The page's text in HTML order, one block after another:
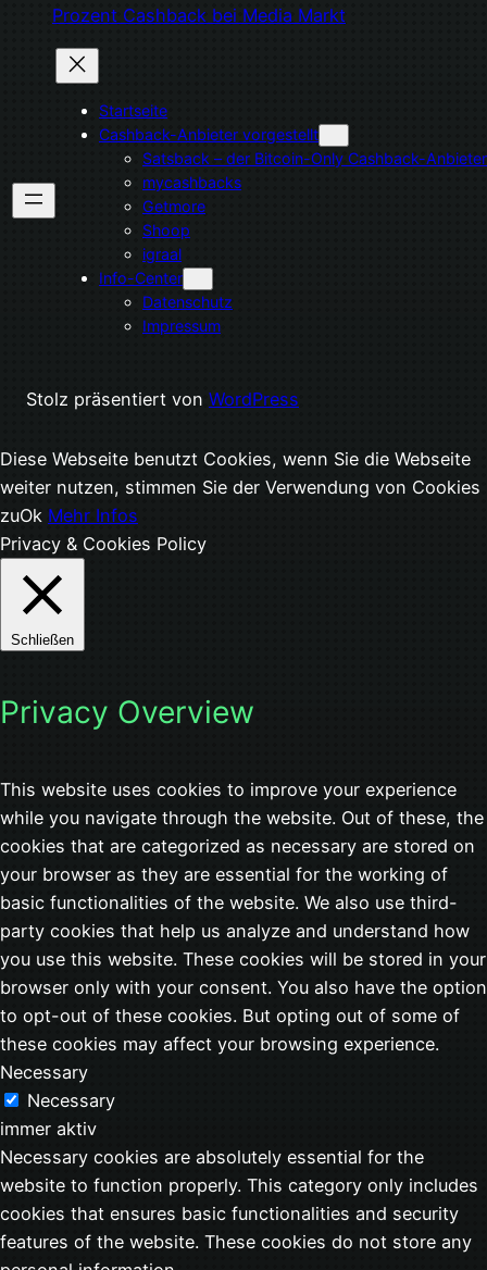
Prozent Cashback bei Media Markt
Startseite
Cashback-Anbieter vorgestellt
Satsback – der Bitcoin-Only Cashback-Anbieter
mycashbacks
Getmore
Shoop
igraal
Info-Center
Datenschutz
Impressum
Stolz präsentiert von WordPress
Diese Webseite benutzt Cookies, wenn Sie die Webseite
weiter nutzen, stimmen Sie der Verwendung von Cookies
zuOk Mehr Infos
Privacy & Cookies Policy
Schließen
Privacy Overview
This website uses cookies to improve your experience
while you navigate through the website. Out of these, the
cookies that are categorized as necessary are stored on
your browser as they are essential for the working of
basic functionalities of the website. We also use third-
party cookies that help us analyze and understand how
you use this website. These cookies will be stored in your
browser only with your consent. You also have the option
to opt-out of these cookies. But opting out of some of
these cookies may affect your browsing experience.
Necessary
Necessary
immer aktiv
Necessary cookies are absolutely essential for the
website to function properly. This category only includes
cookies that ensures basic functionalities and security
features of the website. These cookies do not store any